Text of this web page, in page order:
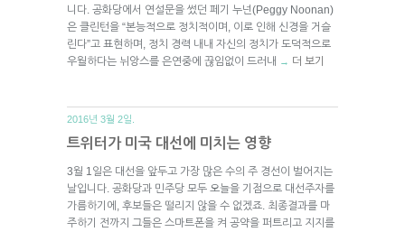
니다. 공화당에서 연설문을 썼던 페기 누넌(Peggy Noonan)
은 클린턴을 “본능적으로 정치적이며, 이로 인해 신경을 거슬
린다”고 표현하며, 정치 경력 내내 자신의 정치가 도덕적으로
우월하다는 뉘앙스를 은연중에 끊임없이 드러내 → 더 보기
2016년 3월 2일.
트위터가 미국 대선에 미치는 영향
3월 1일은 대선을 앞두고 가장 많은 수의 주 경선이 벌어지는
날입니다. 공화당과 민주당 모두 오늘을 기점으로 대선주자를
가름하기에, 후보들은 떨리지 않을 수 없겠죠. 최종결과를 마
주하기 전까지 그들은 스마트폰을 켜 공약을 퍼트리고 지지를